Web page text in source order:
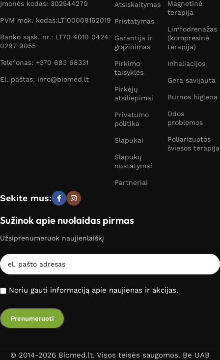
Įmonės kodas: 302544270
PVM mok. kodas:LT100009162019
Banko sąsk. nr.: LT70 4010 0424
0297 9055
Telefonas: +370 683 68331
El. paštas: info@biomed.lt
Atsiskaitymas
Pristatymas
Garantija ir
grąžinimas
Pirkimo
taisyklės
Pirkėjų
atsiliepimai
Privatumo
politika
Slapukai
Slapukų
nustatymai
Partneriai
Magnetinė
terapija
Limfodrenažas
(kompresinė
terapija)
Inhaliacijos
Gera savijauta
Burnos higiena
Odos
problemos
Poliarizuotos
šviesos terapija
Sekite mus:
Sužinok apie nuolaidas pirmas
Užsiprenumeruok naujienlaiškį
Noriu gauti informaciją apie naujienas ir akcijas.
© 2014-2026 Biomed.lt. Visos teisės saugomos. Be UAB